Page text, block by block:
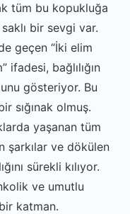
tüm bu kopukluğa
bir sevgi var.
geçen “İki elim
ifadesi, bağlılığın
gösteriyor. Bu
sığınak olmuş.
yaşanan tüm
şarkılar ve dökülen
sürekli kılıyor.
ve umutlu
katman.